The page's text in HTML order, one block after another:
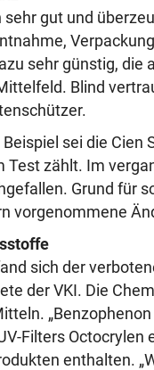
gut und
sehr günstig, die
Blind
sei die Cien
Test zählt. Im
Grund für
vorgenommene
sich der
der VKI. Die
Filters Octocrylen
enthalten.